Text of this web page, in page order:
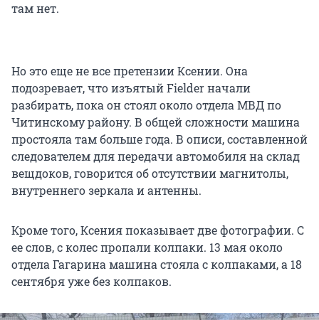
там нет.
Но это еще не все претензии Ксении. Она
подозревает, что изъятый Fielder начали
разбирать, пока он стоял около отдела МВД по
Читинскому району. В общей сложности машина
простояла там больше года. В описи, составленной
следователем для передачи автомобиля на склад
вещдоков, говорится об отсутствии магнитолы,
внутреннего зеркала и антенны.
Кроме того, Ксения показывает две фотографии. С
ее слов, с колес пропали колпаки. 13 мая около
отдела Гагарина машина стояла с колпаками, а 18
сентября уже без колпаков.